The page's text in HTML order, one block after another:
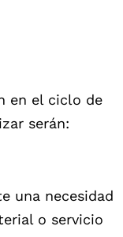
en el ciclo de
serán:
una necesidad
o servicio